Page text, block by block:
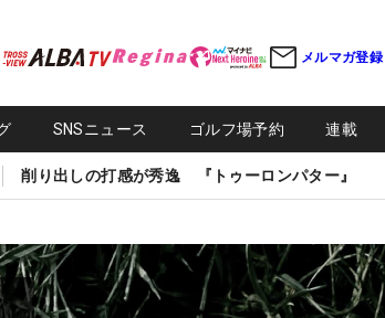
メルマガ登録
SNSニュース ゴルフ場予約 連載
削り出しの打感が秀逸 『トゥーロンパター』